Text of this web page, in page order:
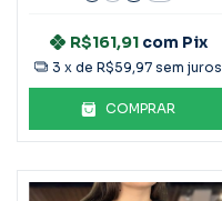
R$161,91 com Pix
3 x deR$59,97 sem juros
COMPRAR